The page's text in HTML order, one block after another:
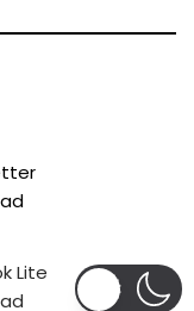
Lite